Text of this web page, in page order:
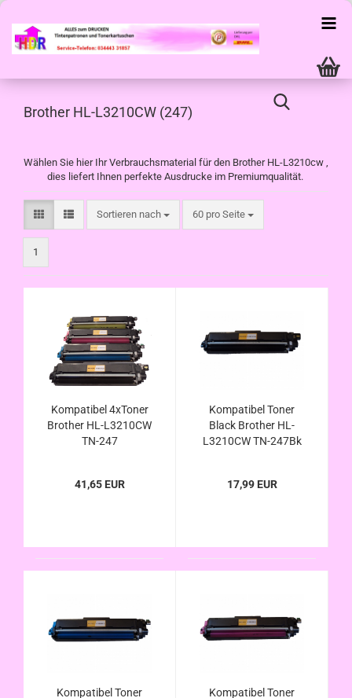
Brother HL-L3210CW (247)
Wählen Sie hier Ihr Verbrauchsmaterial für den Brother HL-L3210cw ,
dies liefert Ihnen perfekte Ausdrucke im Premiumqualität.
Sortieren nach
Sortieren nach 60 pro Seite
pro Seite
1
Kompatibel 4xToner
Brother HL-L3210CW
TN-247
41,65 EUR
Kompatibel Toner
Black Brother HL-
L3210CW TN-247Bk
17,99 EUR
Kompatibel Toner
Kompatibel Toner